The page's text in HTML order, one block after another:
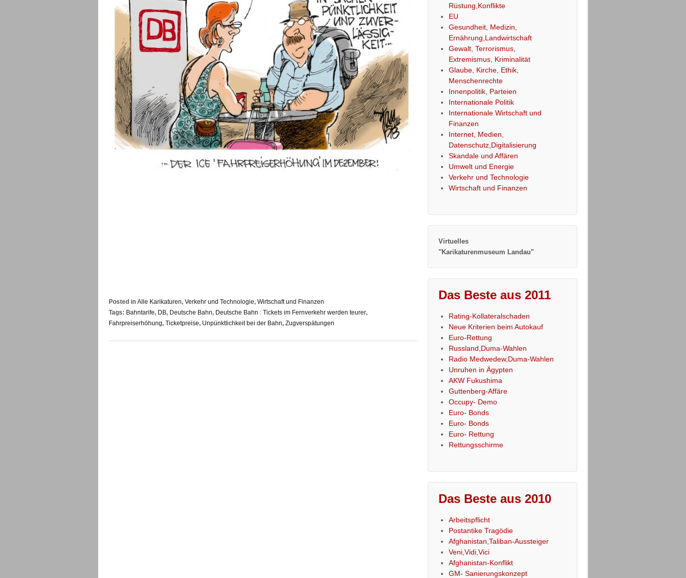
Posted in Alle Karikaturen, Verkehr und Technologie, Wirtschaft und Finanzen
Tags: Bahntarife, DB, Deutsche Bahn, Deutsche Bahn : Tickets im Fernverkehr werden teurer,
Fahrpreiserhöhung, Ticketpreise, Unpünktlichkeit bei der Bahn, Zugverspätungen
Rüstung,Konflikte
EU
Gesundheit, Medizin,
Ernährung,Landwirtschaft
Gewalt, Terrorismus,
Extremismus, Kriminalität
Glaube, Kirche, Ethik,
Menschenrechte
Innenpolitik, Parteien
Internationale Politik
Internationale Wirtschaft und
Finanzen
Internet, Medien,
Datenschutz,Digitalisierung
Skandale und Affären
Umwelt und Energie
Verkehr und Technologie
Wirtschaft und Finanzen
Virtuelles
"Karikaturenmuseum Landau"
Das Beste aus 2011
Rating-Kollateralschaden
Neue Kriterien beim Autokauf
Euro-Rettung
Russland,Duma-Wahlen
Radio Medwedew,Duma-Wahlen
Unruhen in Ägypten
AKW Fukushima
Guttenberg-Affäre
Occupy- Demo
Euro- Bonds
Euro- Bonds
Euro- Rettung
Rettungsschirme
Das Beste aus 2010
Arbeitspflicht
Postantike Tragödie
Afghanistan,Taliban-Aussteiger
Veni,Vidi,Vici
Afghanistan-Konflikt
GM- Sanierungskonzept